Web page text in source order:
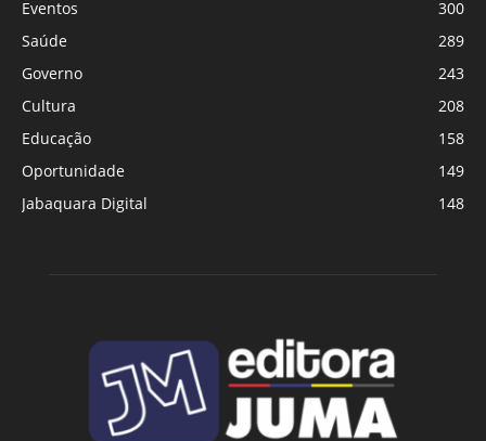
Eventos
300
Saúde
289
Governo
243
Cultura
208
Educação
158
Oportunidade
149
Jabaquara Digital
148